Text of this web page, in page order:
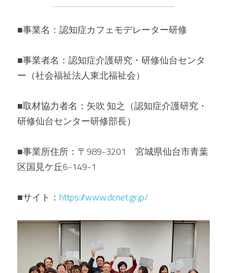
■事業名：認知症カフェモデレーター研修
■事業者名：認知症介護研究・研修仙台センタ
ー（社会福祉法人東北福祉会）
■取材協力者名：矢吹 知之（認知症介護研究・
研修仙台センター研修部長）
■事業所住所：〒989-3201　宮城県仙台市青葉
区国見ケ丘6-149-1
■サイト： https://www.dcnet.gr.jp/